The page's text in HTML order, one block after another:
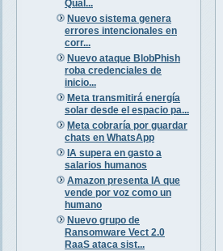
Qual...
Nuevo sistema genera
errores intencionales en
corr...
Nuevo ataque BlobPhish
roba credenciales de
inicio...
Meta transmitirá energía
solar desde el espacio pa...
Meta cobraría por guardar
chats en WhatsApp
IA supera en gasto a
salarios humanos
Amazon presenta IA que
vende por voz como un
humano
Nuevo grupo de
Ransomware Vect 2.0
RaaS ataca sist...